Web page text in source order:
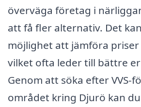
överväga företag i
att få fler alternativ. Det
möjlighet att jämföra priser
vilket ofta leder till bättre
Genom att söka efter VVS-
området kring Djurö kan